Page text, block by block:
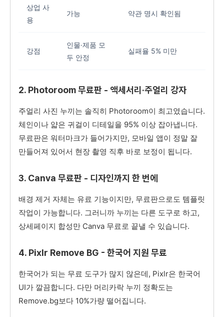
상업 사
용
가능 약관 명시 확인됨
강점
인물·제품 모
두 안정
실패율 5% 미만
2. Photoroom 무료판 - 액세서리·주얼리 강자
주얼리 사진 누끼는 솔직히 Photoroom이 최고였습니다.
체인이나 얇은 귀걸이 디테일을 95% 이상 잡아냅니다.
무료판은 워터마크가 들어가지만, 모바일 앱이 정말 잘
만들어져 있어서 현장 촬영 직후 바로 보정이 됩니다.
3. Canva 무료판 - 디자인까지 한 번에
배경 제거 자체는 유료 기능이지만, 무료판으로도 템플릿
작업이 가능합니다. 그러니까 누끼는 다른 도구로 하고,
상세페이지 합성만 Canva 무료로 끝낼 수 있습니다.
4. Pixlr Remove BG - 한국어 지원 무료
한국어가 되는 무료 도구가 많지 않은데, Pixlr은 한국어
UI가 깔끔합니다. 다만 머리카락 누끼 정확도는
Remove.bg보다 10%가량 떨어집니다.